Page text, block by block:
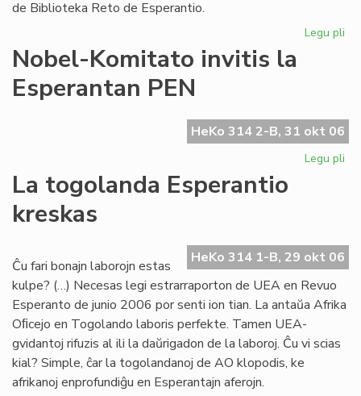
de Biblioteka Reto de Esperantio.
Legu pli
Nobel-Komitato invitis la
Esperantan PEN
HeKo 314 2-B, 31 okt 06
Legu pli
La togolanda Esperantio
kreskas
HeKo 314 1-B, 29 okt 06
Ĉu fari bonajn laborojn estas
kulpe? (…) Necesas legi estrarraporton de UEA en Revuo
Esperanto de junio 2006 por senti ion tian. La antaŭa Afrika
Oﬁcejo en Togolando laboris perfekte. Tamen UEA-
gvidantoj rifuzis al ili la daŭrigadon de la laboroj. Ĉu vi scias
kial? Simple, ĉar la togolandanoj de AO klopodis, ke
afrikanoj enprofundiĝu en Esperantajn aferojn.